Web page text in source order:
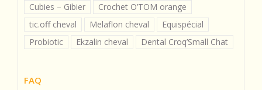
Cubies – Gibier
Crochet O’TOM orange
tic.off cheval
Melaflon cheval
Equispécial
Probiotic
Ekzalin cheval Dental Croq’Small Chat
FAQ